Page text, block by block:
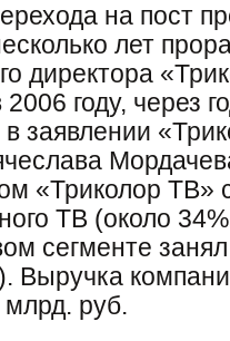
на пост
лет
директора
году, через
в заявлении
«Триколор ТВ»
ТВ (около
сегменте
Выручка
млрд. руб.